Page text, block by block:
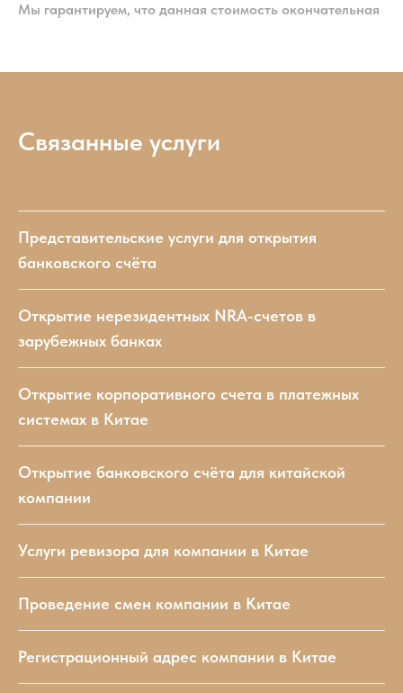
Мы гарантируем, что данная стоимость окончательная
Связанные услуги
Представительские услуги для открытия
банковского счёта
Открытие нерезидентных NRA-счетов в
зарубежных банках
Открытие корпоративного счета в платежных
системах в Китае
Открытие банковского счёта для китайской
компании
Услуги ревизора для компании в Китае
Проведение смен компании в Китае
Регистрационный адрес компании в Китае